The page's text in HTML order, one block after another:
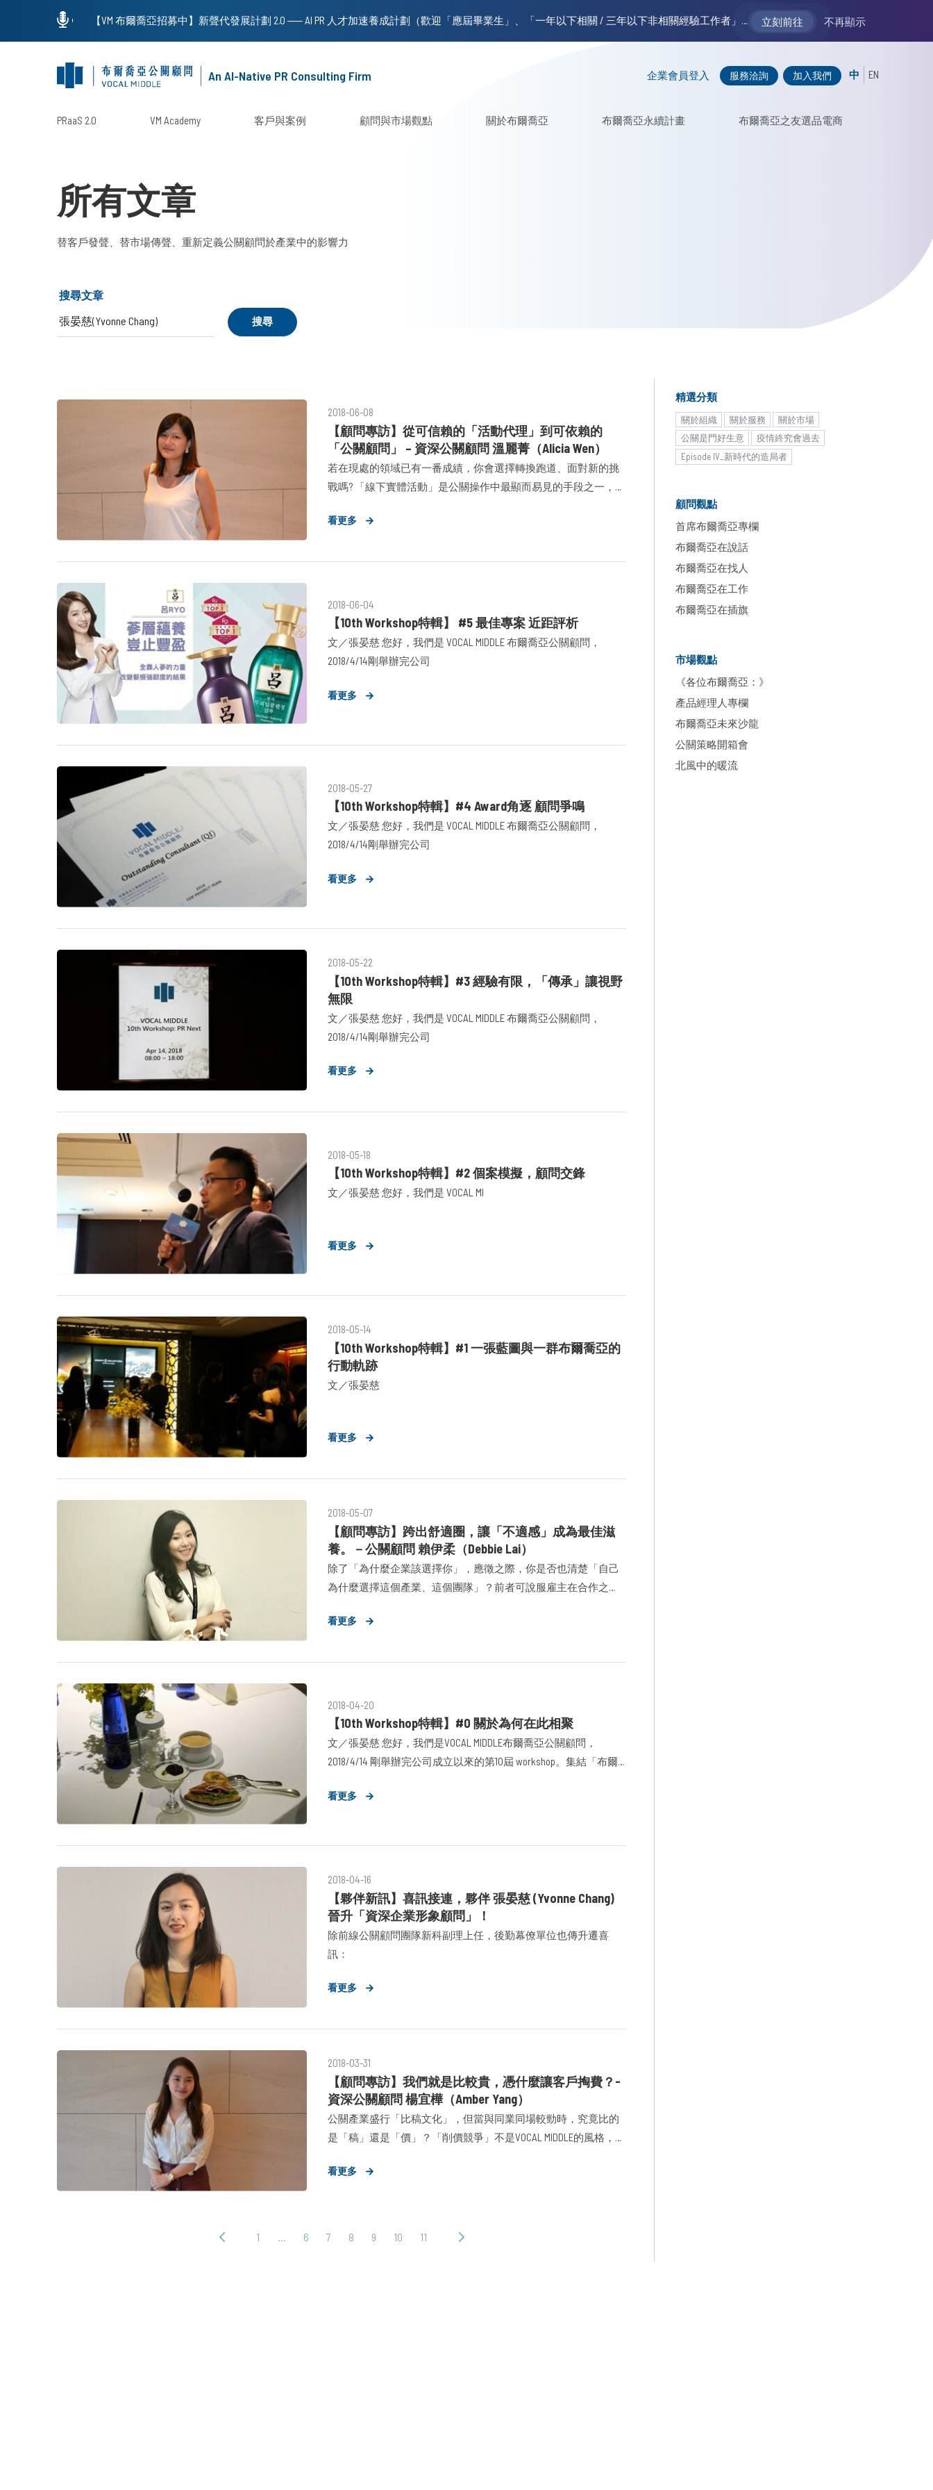
An AI-Native PR Consulting Firm 企業會員登入 服務洽詢 加入我們
PRaaS 2.0 VM Academy 客戶與案例 顧問與市場觀點 關於布爾喬亞 布爾喬亞永續計畫 布爾喬亞之友選品電商
中 EN
所有文章
替客戶發聲、替市場傳聲、重新定義公關顧問於產業中的影響力
搜尋文章
2018-06-08
【顧問專訪】從可信賴的「活動代理」到可依賴的
「公關顧問」 – 資深公關顧問 溫麗菁（Alicia Wen）
若在現處的領域已有一番成績，你會選擇轉換跑道、面對新的挑
戰嗎? 「線下實體活動」是公關操作中最顯而易見的手段之一，然
需求雖相似卻仍有出入。若是欲自兩者間轉換跑道的工作者，該
看更多
2018-06-04
【10th Workshop特輯】 #5 最佳專案 近距評析
文／張晏慈 您好，我們是 VOCAL MIDDLE 布爾喬亞公關顧問，
2018/4/14剛舉辦完公司
看更多
2018-05-27
【10th Workshop特輯】#4 Award角逐 顧問爭鳴
文／張晏慈 您好，我們是 VOCAL MIDDLE 布爾喬亞公關顧問，
2018/4/14剛舉辦完公司
看更多
2018-05-22
【10th Workshop特輯】#3 經驗有限，「傳承」讓視野
無限
文／張晏慈 您好，我們是 VOCAL MIDDLE 布爾喬亞公關顧問，
2018/4/14剛舉辦完公司
看更多
2018-05-18
【10th Workshop特輯】#2 個案模擬，顧問交鋒
文／張晏慈 您好，我們是 VOCAL MI
看更多
2018-05-14
【10th Workshop特輯】#1 一張藍圖與一群布爾喬亞的
行動軌跡
文／張晏慈
看更多
2018-05-07
【顧問專訪】跨出舒適圈，讓「不適感」成為最佳滋
養。－公關顧問 賴伊柔（Debbie Lai）
除了「為什麼企業該選擇你」，應徵之際，你是否也清楚「自己
為什麼選擇這個產業、這個團隊」？前者可說服雇主在合作之
時，為自己
看更多
2018-04-20
【10th Workshop特輯】#0 關於為何在此相聚
文／張晏慈 您好，我們是VOCAL MIDDLE布爾喬亞公關顧問，
2018/4/14 剛舉辦完公司成立以來的第10屆 workshop。集結「布爾
看更多
2018-04-16
【夥伴新訊】喜訊接連，夥伴 張晏慈 (Yvonne Chang)
晉升「資深企業形象顧問」！
除前線公關顧問團隊新科副理上任，後勤幕僚單位也傳升遷喜
訊：
看更多
2018-03-31
【顧問專訪】我們就是比較貴，憑什麼讓客戶掏費？-
資深公關顧問 楊宜樺（Amber Yang）
公關產業盛行「比稿文化」，但當與同業同場較勁時，究竟比的
是「稿」還是「價」？「削價競爭」不是VOCAL MIDDLE的風格，
面的，對於「值」的把關，顧問團隊從未輕忽怠慢；自然地，
看更多
‹ 上
1 … 6 7 8 9 10 11
下
精選分類
關於組織 關於服務
關於市場
公關是門好生意
疫情終究會過去
Episode IV_新時代的造局者
顧問觀點
首席布爾喬亞專欄
布爾喬亞在說話
布爾喬亞在找人
布爾喬亞在工作
布爾喬亞在插旗
市場觀點
《各位布爾喬亞：》
產品經理人專欄
布爾喬亞未來沙龍
公關策略開箱會
北風中的暖流
【VM 布爾喬亞招募中】新聲代發展計劃 2.0 ── AI PR 人才加速養成計劃（歡迎「應屆畢業生」、「一年以下相關 / 三年以下非相關經驗工作者」申請加入） 立刻前往 不再顯示